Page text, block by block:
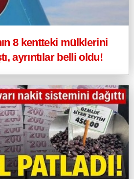
8 kentteki mülklerini
ayrıntılar belli oldu!